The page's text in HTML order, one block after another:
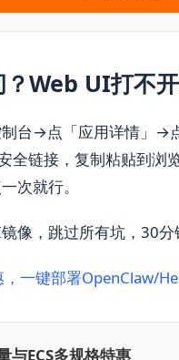
Web UI打不
制台→点「应用详情」
全链接，复制粘贴到
次就行。
像，跳过所有坑，30
一键部署OpenClaw/
与ECS多规格特惠